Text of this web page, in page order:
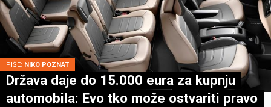
PIŠE: NIKO POZNAT
Država daje do 15.000 eura za kupnju
automobila: Evo tko može ostvariti pravo